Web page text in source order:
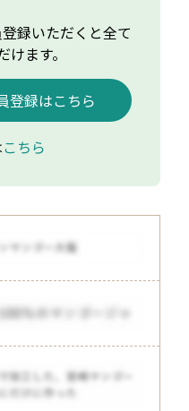
録いただくと全て
ます。
登録はこちら
こちら